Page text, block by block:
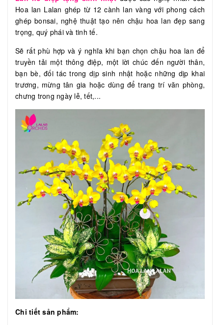
Hoa lan Lalan ghép từ 12 cành lan vàng với phong cách
ghép bonsai, nghệ thuật tạo nên chậu hoa lan đẹp sang
trọng, quý phái và tinh tế.
Sẽ rất phù hợp và ý nghĩa khi bạn chọn chậu hoa lan để
truyền tải một thông điệp, một lời chúc đến người thân,
bạn bè, đối tác trong dịp sinh nhật hoặc những dịp khai
trương, mừng tân gia hoặc dùng để trang trí văn phòng,
chưng trong ngày lễ, tết,...
Chi tiết sản phẩm: